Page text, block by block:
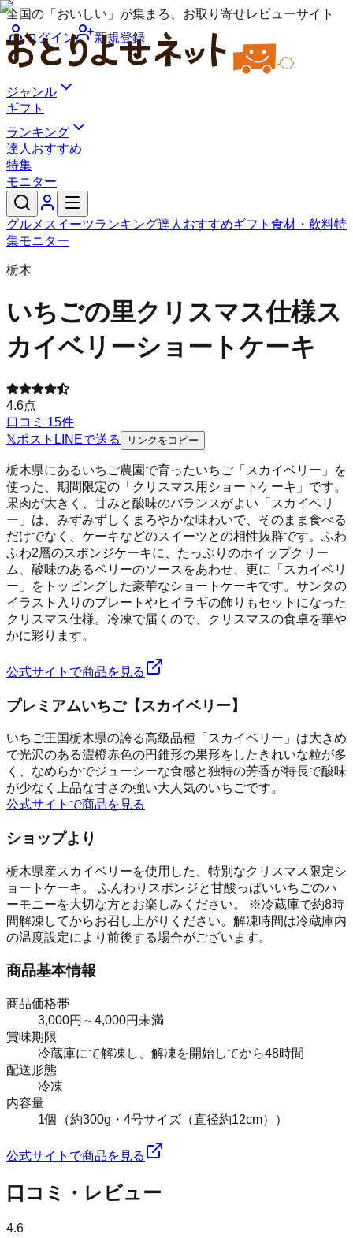
全国の「おいしい」が集まる、お取り寄せレビューサイト
ログイン
新規登録
ジャンル
ギフト
ランキング
達人おすすめ
特集
モニター
グルメ スイーツランキング達人おすすめギフト 食材・飲料特
集モニター
栃木
いちごの里クリスマス仕様ス
カイベリーショートケーキ
4.6点
口コミ 15件
𝕏ポスト LINEで送る リンクをコピー
栃木県にあるいちご農園で育ったいちご「スカイベリー」を
使った、期間限定の「クリスマス用ショートケーキ」です。
果肉が大きく、甘みと酸味のバランスがよい「スカイベリ
ー」は、みずみずしくまろやかな味わいで、そのまま食べる
だけでなく、ケーキなどのスイーツとの相性抜群です。ふわ
ふわ2層のスポンジケーキに、たっぷりのホイップクリー
ム、酸味のあるベリーのソースをあわせ、更に「スカイベリ
ー」をトッピングした豪華なショートケーキです。サンタの
イラスト入りのプレートやヒイラギの飾りもセットになった
クリスマス仕様。冷凍で届くので、クリスマスの食卓を華や
かに彩ります。
公式サイトで商品を見る
プレミアムいちご【スカイベリー】
いちご王国栃木県の誇る高級品種「スカイベリー」は大きめ
で光沢のある濃橙赤色の円錐形の果形をしたきれいな粒が多
く、なめらかでジューシーな食感と独特の芳香が特長で酸味
が少なく上品な甘さの強い大人気のいちごです。
公式サイトで商品を見る
ショップより
栃木県産スカイベリーを使用した、特別なクリスマス限定シ
ョートケーキ。 ふんわりスポンジと甘酸っぱいいちごのハ
ーモニーを大切な方とお楽しみください。 ※冷蔵庫で約8時
間解凍してからお召し上がりください。解凍時間は冷蔵庫内
の温度設定により前後する場合がございます。
商品基本情報
商品価格帯
3,000円～4,000円未満
賞味期限
冷蔵庫にて解凍し、解凍を開始してから48時間
配送形態
冷凍
内容量
1個（約300g・4号サイズ（直径約12cm））
公式サイトで商品を見る
口コミ・レビュー
4.6